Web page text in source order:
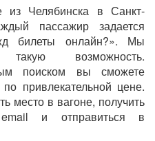
из Челябинска в Санкт-
пассажир задается
билеты онлайн?». Мы
возможность.
поиском вы сможете
привлекательной цене.
место в вагоне, получить
и отправиться в